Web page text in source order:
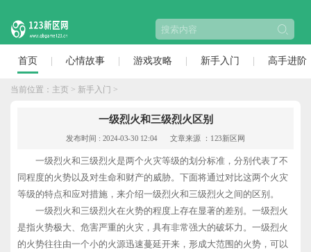
首页 心情故事 游戏攻略 新手入门 高手进阶
当前位置： 主页 > 新手入门 >
一级烈火和三级烈火区别
发布时间 : 2024-03-30 12:04 文章来源 ：123新区网
一级烈火和三级烈火是两个火灾等级的划分标准，分别代表了不
同程度的火势以及对生命和财产的威胁。下面将通过对比这两个火灾
等级的特点和应对措施，来介绍一级烈火和三级烈火之间的区别。
一级烈火和三级烈火在火势的程度上存在显著的差别。一级烈火
是指火势极大、危害严重的火灾，具有非常强大的破坏力。一级烈火
的火势往往由一个小的火源迅速蔓延开来，形成大范围的火势，可以